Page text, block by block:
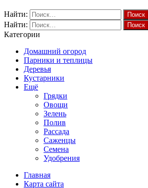
Найти:
Найти:
Категории
Домашний огород
Парники и теплицы
Деревья
Кустарники
Ещё
Грядки
Овощи
Зелень
Полив
Рассада
Саженцы
Семена
Удобрения
Главная
Карта сайта